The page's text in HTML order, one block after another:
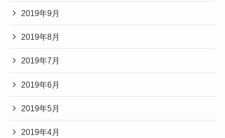
2019年9月
2019年8月
2019年7月
2019年6月
2019年5月
2019年4月